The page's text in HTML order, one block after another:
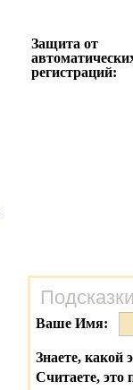
Защита от
регистраций:
Ваше Имя:
Знаете, какой
Считаете, это